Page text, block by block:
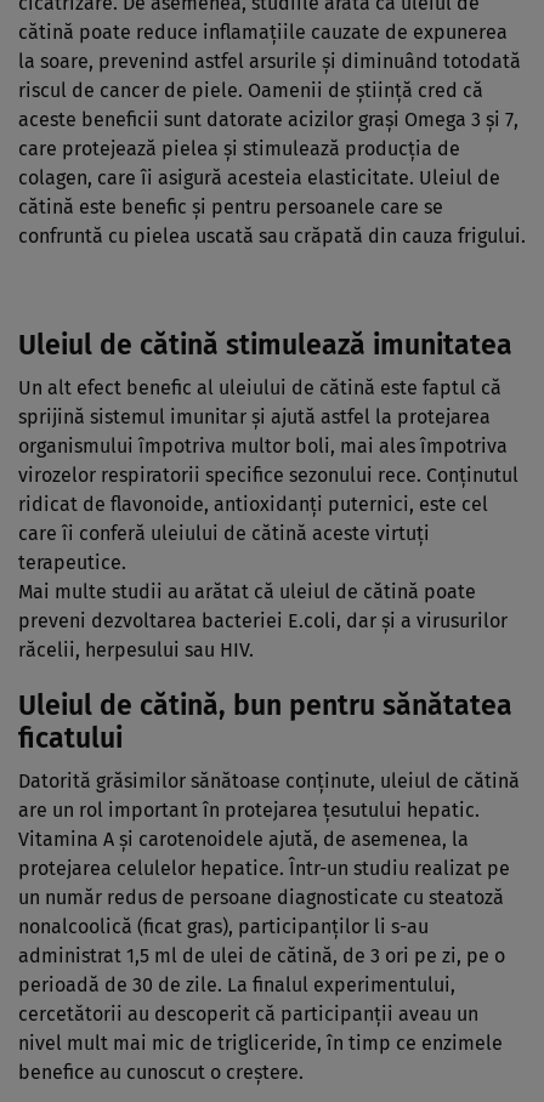
cătină poate reduce inflamaţiile cauzate de expunerea
la soare, prevenind astfel arsurile şi diminuând totodată
riscul de cancer de piele. Oamenii de ştiinţă cred că
aceste beneficii sunt datorate acizilor graşi Omega 3 şi 7,
care protejează pielea şi stimulează producţia de
colagen, care îi asigură acesteia elasticitate. Uleiul de
cătină este benefic şi pentru persoanele care se
confruntă cu pielea uscată sau crăpată din cauza frigului.
Uleiul de cătină stimulează imunitatea
Un alt efect benefic al uleiului de cătină este faptul că
sprijină sistemul imunitar şi ajută astfel la protejarea
organismului împotriva multor boli, mai ales împotriva
virozelor respiratorii specifice sezonului rece. Conţinutul
ridicat de flavonoide, antioxidanţi puternici, este cel
care îi conferă uleiului de cătină aceste virtuţi
terapeutice.
Mai multe studii au arătat că uleiul de cătină poate
preveni dezvoltarea bacteriei E.coli, dar şi a virusurilor
răcelii, herpesului sau HIV.
Uleiul de cătină, bun pentru sănătatea
ficatului
Datorită grăsimilor sănătoase conţinute, uleiul de cătină
are un rol important în protejarea ţesutului hepatic.
Vitamina A şi carotenoidele ajută, de asemenea, la
protejarea celulelor hepatice. Într-un studiu realizat pe
un număr redus de persoane diagnosticate cu steatoză
nonalcoolică (ficat gras), participanţilor li s-au
administrat 1,5 ml de ulei de cătină, de 3 ori pe zi, pe o
perioadă de 30 de zile. La finalul experimentului,
cercetătorii au descoperit că participanţii aveau un
nivel mult mai mic de trigliceride, în timp ce enzimele
benefice au cunoscut o creştere.